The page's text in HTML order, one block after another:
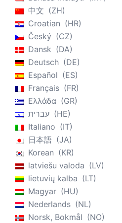
中文
ZH
Croatian
HR
Český
CZ
Dansk
DA
Deutsch
DE
Español
ES
Français
FR
Ελλάδα
GR
עברית
HE
Italiano
IT
日本語
JA
Korean
KR
latviešu valoda
LV
lietuvių kalba
LT
Magyar
HU
Nederlands
NL
Norsk, Bokmål
NO